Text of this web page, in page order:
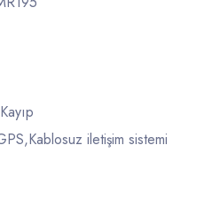
iletişim sistemi